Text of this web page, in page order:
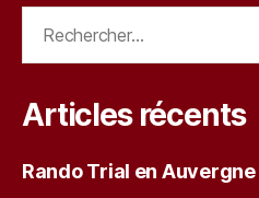
Articles récents
Rando Trial en